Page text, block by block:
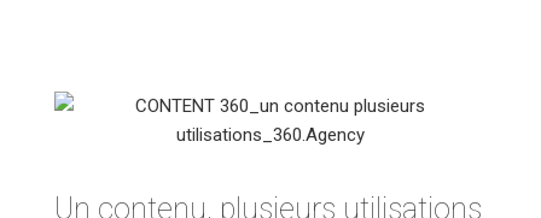
Un contenu, plusieurs utilisations